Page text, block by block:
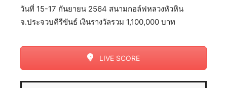
วันที่ 15-17 กันยายน 2564 สนามกอล์ฟหลวงหัวหิน
จ.ประจวบคีรีขันธ์ เงินรางวัลรวม 1,100,000 บาท
LIVE SCORE